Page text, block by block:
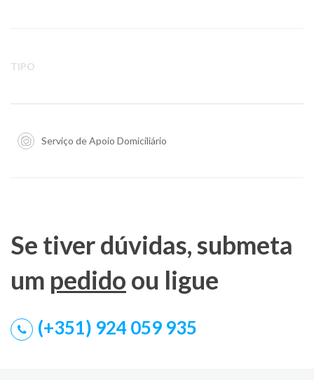
TIPO
Serviço de Apoio Domiciliário
Se tiver dúvidas, submeta
um pedido ou ligue
(+351) 924 059 935